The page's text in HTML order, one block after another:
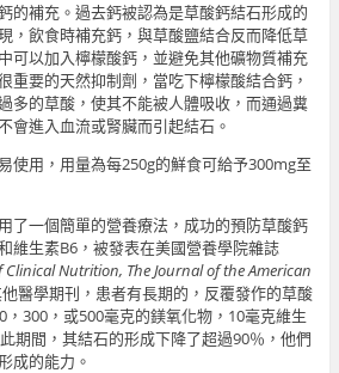
的補充。過去鈣被認為是草酸鈣結石形成的
，飲食時補充鈣，與草酸鹽結合反而降低草
可以加入檸檬酸鈣，並避免其他礦物質補充
重要的天然抑制劑，當吃下檸檬酸結合鈣，
多的草酸，使其不能被人體吸收，而通過糞
會進入血流或腎臟而引起結石。
使用，用量為每250g的鮮食可給予300mg至
了一個簡單的營養療法，成功的預防草酸鈣
維生素B6，被發表在美國營養學院雜誌
Clinical Nutrition, TheJournal of the American
醫學期刊，患者有長期的，反覆發作的草酸
300，或500毫克的鎂氧化物，10毫克維生
期間，其結石的形成下降了超過90％，他們
成的能力。